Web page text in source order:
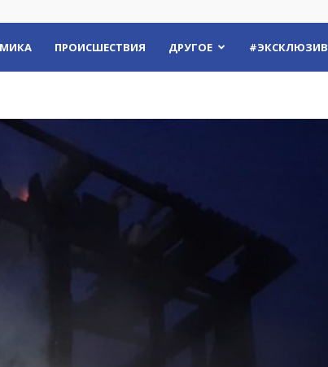
ПРОИСШЕСТВИЯ ДРУГОЕ #ЭКСКЛЮЗИВ